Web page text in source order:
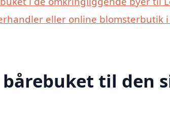
eller online blomsterbutik
bårebuket til den